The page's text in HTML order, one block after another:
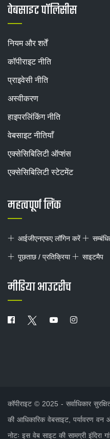
वेबसाइट पॉलिसीस
नियम और शर्तें
कॉपीराइट नीति
प्राइवेसी नीति
अस्वीकरण
हाइपरलिंकिंग नीति
वेबसाइट नीतियाँ
एक्सेसिबिलिटी ऑप्शंस
एक्सेसिबिलिटी स्टेटमेंट
महत्वपूर्ण लिंक
आईजीएनएफए लॉगिन करें
पूछताछ / प्रतिक्रिया साइटमैप
मीडिया आउटरीच
कॉपीराइट © 2025 - सर्वाधिकार
की आधिकारिक वेबसाइट, पर्यावरण वन
नोटः इस वेब साइट की सामग्री इंदिरा